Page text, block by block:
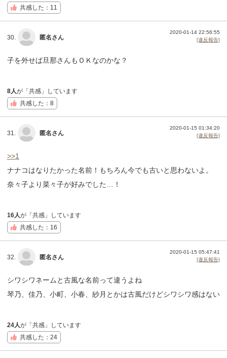
共感した：11
30. 匿名さん
2020-01-14 22:56:55
[違反報告]
子を外せば旦那さんもＯＫなのかな？
8人が「共感」しています
共感した：8
31. 匿名さん
2020-01-15 01:34:20
[違反報告]
>>1
ナナコはなりたかった名前！もちろん今でも古いと思わないよ。
奈々子より菜々子が好みでした…！
16人が「共感」しています
共感した：16
32. 匿名さん
2020-01-15 05:47:41
[違反報告]
シワシワネームと古風な名前って違うよね
琴乃、佳乃、小町、小春、紗月とかは古風だけどシワシワ感はない
24人が「共感」しています
共感した：24